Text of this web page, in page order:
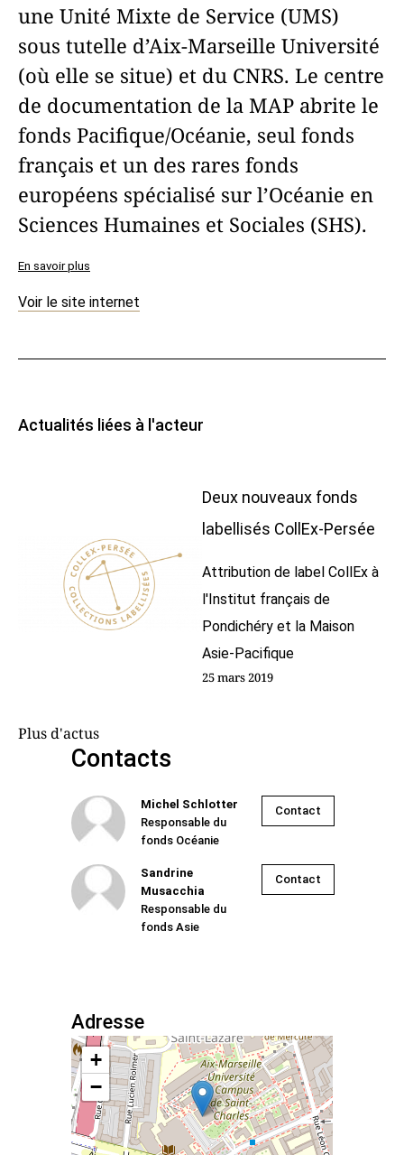
Contacts
Michel Schlotter
Responsable du
fonds Océanie
Contact
Sandrine
Musacchia
Responsable du
fonds Asie
Contact
Adresse
+
−
une Unité Mixte de Service (UMS)
sous tutelle d’Aix-Marseille Université
(où elle se situe) et du CNRS. Le centre
de documentation de la MAP abrite le
fonds Pacifique/Océanie, seul fonds
français et un des rares fonds
européens spécialisé sur l’Océanie en
Sciences Humaines et Sociales (SHS).
En savoir plus
Voir le site internet
Actualités liées à l'acteur
Deux nouveaux fonds
labellisés CollEx-Persée
Attribution de label CollEx à
l'Institut français de
Pondichéry et la Maison
Asie-Pacifique
25 mars 2019
Plus d'actus